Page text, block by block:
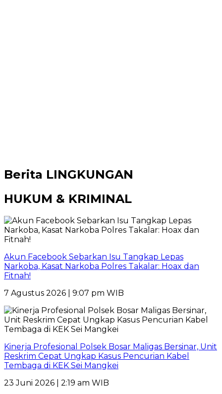
Berita LINGKUNGAN
HUKUM & KRIMINAL
Akun Facebook Sebarkan Isu Tangkap Lepas
Narkoba, Kasat Narkoba Polres Takalar: Hoax dan
Fitnah!
7 Agustus 2026 | 9:07 pm WIB
Kinerja Profesional Polsek Bosar Maligas Bersinar, Unit
Reskrim Cepat Ungkap Kasus Pencurian Kabel
Tembaga di KEK Sei Mangkei
23 Juni 2026 | 2:19 am WIB